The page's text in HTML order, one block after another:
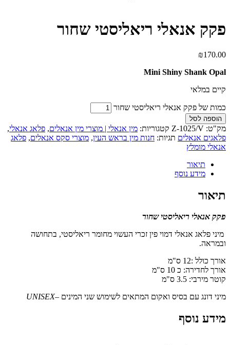
פקק אנאלי ריאליסטי שחור
₪170.00
Mini Shiny Shank Opal
קיים במלאי
כמות של פקק אנאלי ריאליסטי שחור
הוספה לסל
מק"ט: Z-1025/V קטגוריות: מין אנאלי | מוצרי מין אנאלים, פלאג אנאלי,
פלאגים אנאלים תגיות: חנות מין בראש העין, מוצרי סקס אנאלים, פלאג
אנאלי מומלץ
תיאור
מידע נוסף
תיאור
פקק אנאלי ריאליסטי שחור
מיני פלאג אנאלי דמוי פין זכרי העשוי מחומר ריאליסטי, בתחושה
ובמראה.
אורך כולל :12 ס"מ
אורך לחדירה: כ 10 ס"מ
קוטר מירבי: 3.5 ס"מ
מיני דונג עם בסיס ואקום המתאים לשימוש שני המינים –UNISEX
מידע נוסף